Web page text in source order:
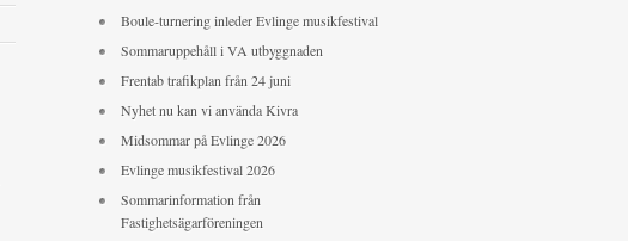
Boule-turnering inleder Evlinge musikfestival
Sommaruppehåll i VA utbyggnaden
Frentab trafikplan från 24 juni
Nyhet nu kan vi använda Kivra
Midsommar på Evlinge 2026
Evlinge musikfestival 2026
Sommarinformation från
Fastighetsägarföreningen